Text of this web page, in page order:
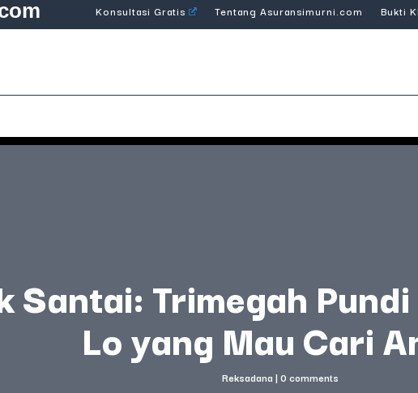
Konsultasi Gratis Tentang Asuransimurni.com Bukti
Santai: Trimegah
Lo yang Mau Cari
Reksadana | 0 comments